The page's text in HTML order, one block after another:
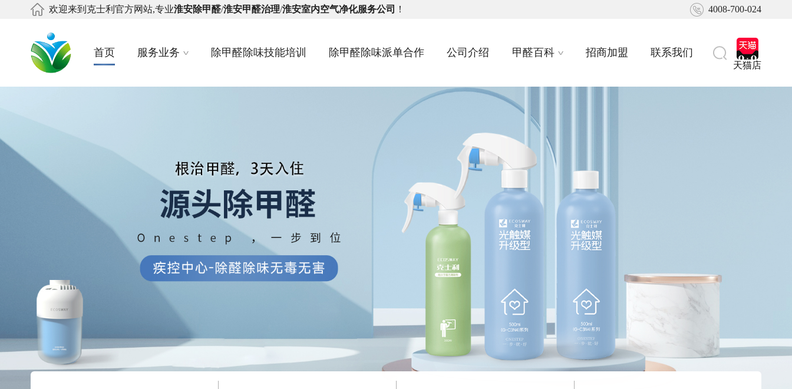
欢迎来到克士利官方网站,专业淮安除甲醛/淮安甲醛治理/淮安室内空气净化服务公司 ！ 4008-700-024
首页 服务业务 除甲醛除味技能培训 除甲醛除味派单合作 公司介绍 甲醛百科 招商加盟 联系我们
天猫店